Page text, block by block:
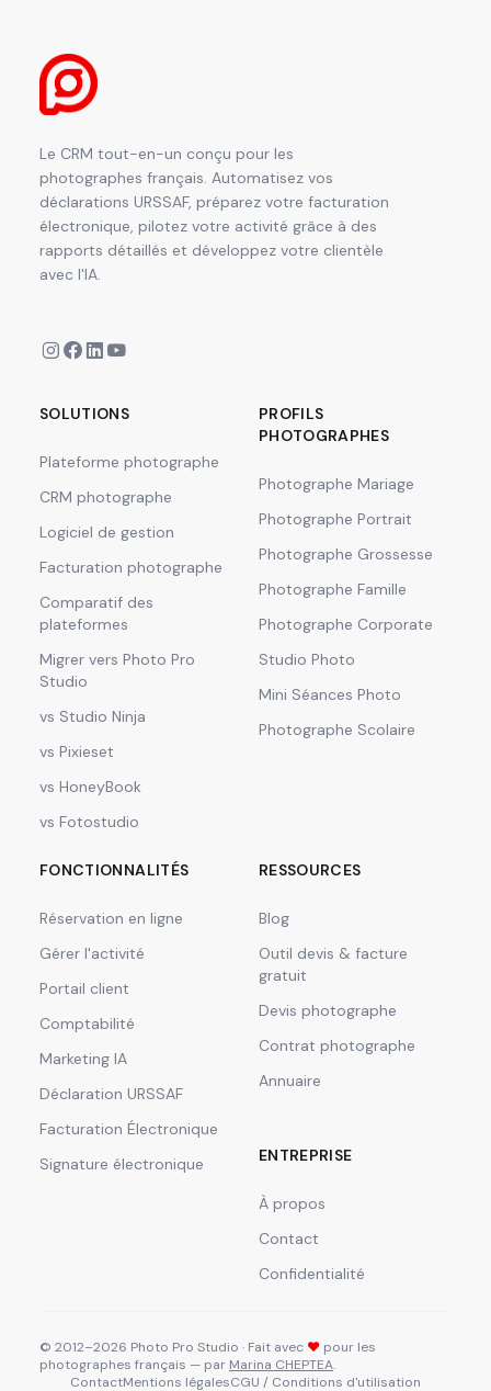
Le CRM tout-en-un conçu pour les
photographes français. Automatisez vos
déclarations URSSAF, préparez votre facturation
électronique, pilotez votre activité grâce à des
rapports détaillés et développez votre clientèle
avec l'IA.
SOLUTIONS
Plateforme photographe
CRM photographe
Logiciel de gestion
Facturation photographe
Comparatif des
plateformes
Migrer vers Photo Pro
Studio
vs Studio Ninja
vs Pixieset
vs HoneyBook
vs Fotostudio
PROFILS
PHOTOGRAPHES
Photographe Mariage
Photographe Portrait
Photographe Grossesse
Photographe Famille
Photographe Corporate
Studio Photo
Mini Séances Photo
Photographe Scolaire
FONCTIONNALITÉS
Réservation en ligne
Gérer l'activité
Portail client
Comptabilité
Marketing IA
Déclaration URSSAF
Facturation Électronique
Signature électronique
RESSOURCES
Blog
Outil devis & facture
gratuit
Devis photographe
Contrat photographe
Annuaire
ENTREPRISE
À propos
Contact
Confidentialité
© 2012–2026 Photo Pro Studio · Fait avec ❤ pour les
photographes français — par Marina CHEPTEA.
ContactMentions légalesCGU / Conditions d'utilisation